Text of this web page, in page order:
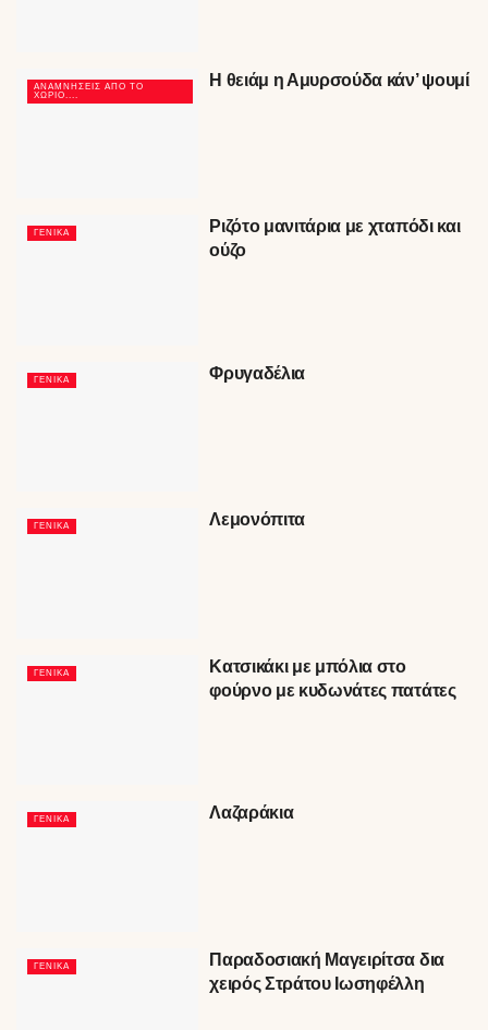
ΑΝΑΜΝΉΣΕΙΣ ΑΠΟ ΤΟ
ΧΩΡΙΌ....
Η θειάμ η Αμυρσούδα κάν’ ψουμί
ΓΕΝΙΚΆ
Ριζότο μανιτάρια με χταπόδι και
ούζο
ΓΕΝΙΚΆ Φρυγαδέλια
ΓΕΝΙΚΆ Λεμονόπιτα
ΓΕΝΙΚΆ
Κατσικάκι με μπόλια στο
φούρνο με κυδωνάτες πατάτες
ΓΕΝΙΚΆ Λαζαράκια
ΓΕΝΙΚΆ
Παραδοσιακή Μαγειρίτσα δια
χειρός Στράτου Ιωσηφέλλη